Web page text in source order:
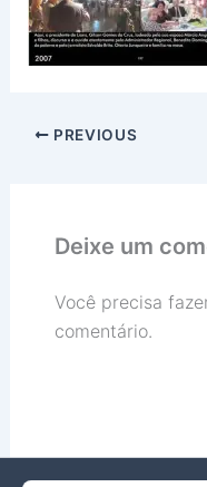
PREVIOUS
Deixe um
Você precisa
comentário.